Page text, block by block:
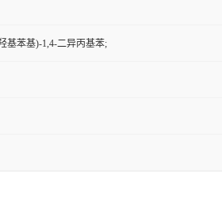
基苯基)-1,4-二异丙基苯;